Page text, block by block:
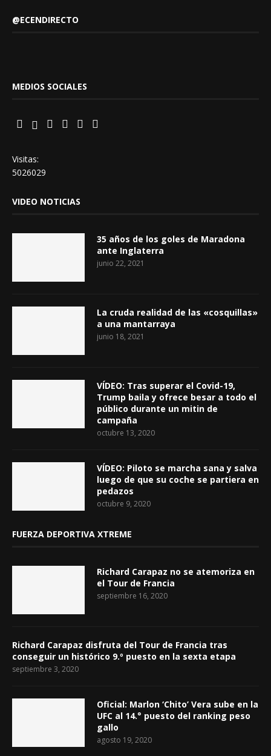
@ECENDIRECTO
MEDIOS SOCIALES
Visitas:
5026029
VIDEO NOTICIAS
35 años de los goles de Maradona
ante Inglaterra
junio 22, 2021
La cruda realidad de las «cosquillas»
a una mantarraya
junio 18, 2021
VÍDEO: Tras superar el Covid-19,
Trump baila y ofrece besar a todo el
público durante un mitin de
campaña
octubre 13, 2020
VÍDEO: Piloto se marcha sana y salva
luego de que su coche se partiera en
pedazos
octubre 9, 2020
FUERZA DEPORTIVA XTREME
Richard Carapaz no se atemoriza en
el Tour de Francia
septiembre 16, 2020
Richard Carapaz disfruta del Tour de Francia tras
conseguir un histórico 9.º puesto en la sexta etapa
septiembre 3, 2020
Oficial: Marlon ‘Chito’ Vera sube en la
UFC al 14.° puesto del ranking peso
gallo
agosto 19, 2020